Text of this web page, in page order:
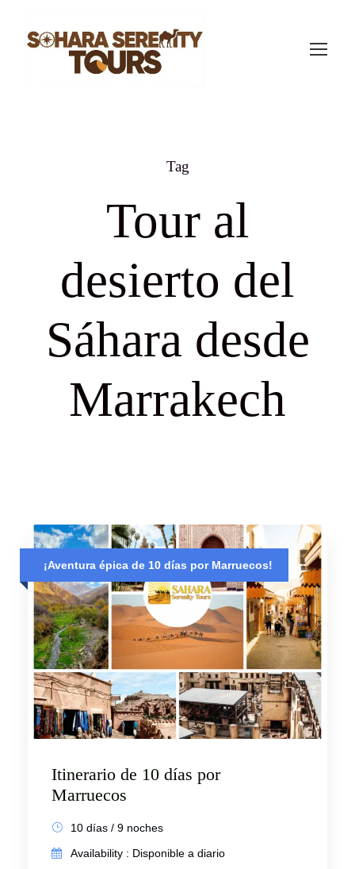
Tag
Tour al
desierto del
Sáhara desde
Marrakech
¡Aventura épica de 10 días por Marruecos!
Itinerario de 10 días por
Marruecos
10 días / 9 noches
Availability : Disponible a diario